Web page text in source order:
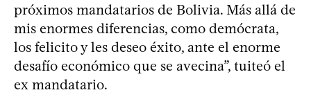
próximos mandatarios de Bolivia. Más allá de
mis enormes diferencias, como demócrata,
los felicito y les deseo éxito, ante el enorme
desafío económico que se avecina”, tuiteó el
ex mandatario.